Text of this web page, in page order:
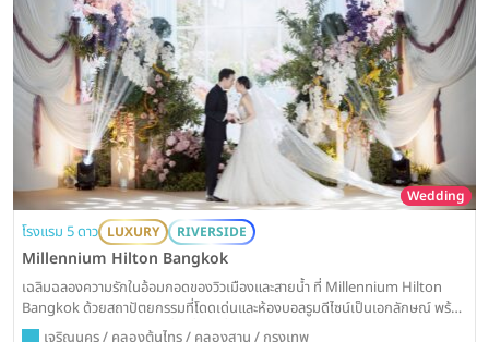
Wedding
โรงแรม 5 ดาว LUXURY RIVERSIDE
Millennium Hilton Bangkok
เฉลิมฉลองความรักในอ้อมกอดของวิวเมืองและสายน้ำ ที่ Millennium Hilton
Bangkok ด้วยสถาปัตยกรรมที่โดดเด่นและห้องบอลรูมดีไซน์เป็นเอกลักษณ์ พร้อม
มอบประสบการณ์งานวิวาห์ที่น่าตื่นตาตื่นใจและไม่มีใครเหมือน
เจริญนคร / คลองต้นไทร / คลองสาน / กรุงเทพ